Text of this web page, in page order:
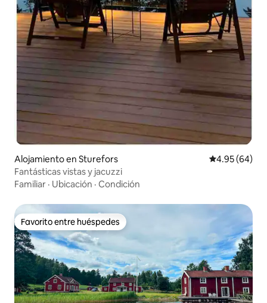
Alojamiento en Sturefors Calificación
4.95 (64)
Fantásticas vistas y jacuzzi
Familiar · Ubicación · Condición
Favorito entre huéspedes
Favorito entre huéspedes